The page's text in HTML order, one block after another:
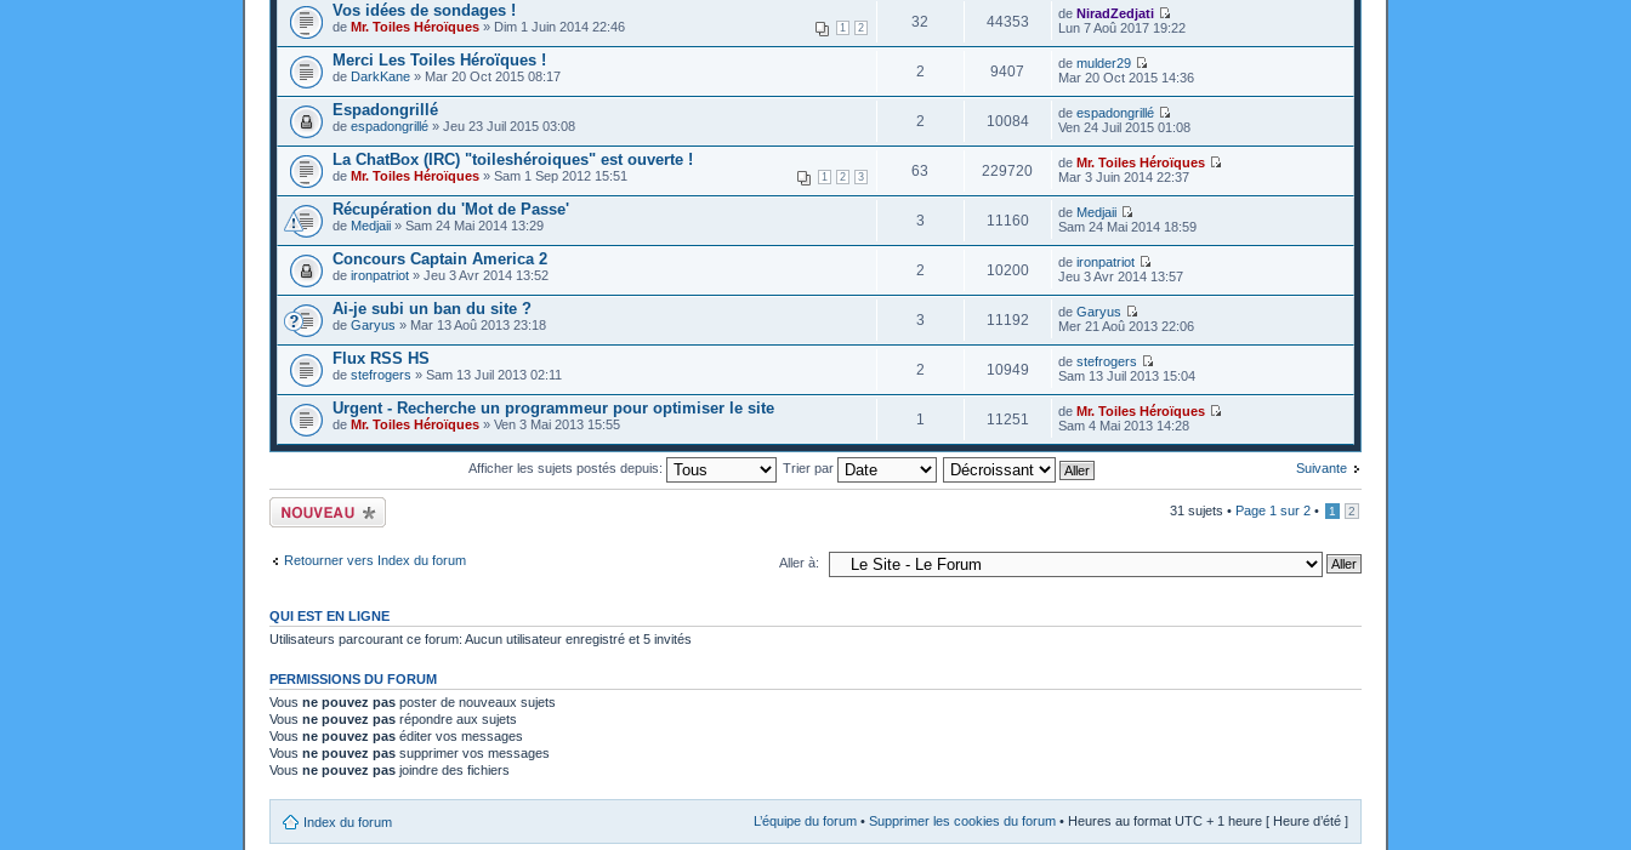
Vos idées de sondages !
1 2
de Mr. Toiles Héroïques » Dim 1 Juin 2014 22:46 32 44353 de NiradZedjati
Lun 7 Aoû 2017 19:22
Merci Les Toiles Héroïques !
de DarkKane » Mar 20 Oct 2015 08:17 2 9407 de mulder29
Mar 20 Oct 2015 14:36
Espadongrillé
de espadongrillé » Jeu 23 Juil 2015 03:08 2 10084 de espadongrillé
Ven 24 Juil 2015 01:08
La ChatBox (IRC) "toileshéroiques" est ouverte !
1 2 3
de Mr. Toiles Héroïques » Sam 1 Sep 2012 15:51 63 229720 de Mr. Toiles Héroïques
Mar 3 Juin 2014 22:37
Récupération du 'Mot de Passe'
de Medjaii » Sam 24 Mai 2014 13:29 3 11160 de Medjaii
Sam 24 Mai 2014 18:59
Concours Captain America 2
de ironpatriot » Jeu 3 Avr 2014 13:52 2 10200 de ironpatriot
Jeu 3 Avr 2014 13:57
Ai-je subi un ban du site ?
de Garyus » Mar 13 Aoû 2013 23:18 3 11192 de Garyus
Mer 21 Aoû 2013 22:06
Flux RSS HS
de stefrogers » Sam 13 Juil 2013 02:11 2 10949 de stefrogers
Sam 13 Juil 2013 15:04
Urgent - Recherche un programmeur pour optimiser le site
de Mr. Toiles Héroïques » Ven 3 Mai 2013 15:55 1 11251 de Mr. Toiles Héroïques
Sam 4 Mai 2013 14:28
Suivante
Afficher les sujets postés depuis: Trier par
Ecrire un nouveau
sujet
31 sujets • Page 1 sur 2 • 1 2
Retourner vers Index du forum Aller à:
QUI EST EN LIGNE
Utilisateurs parcourant ce forum: Aucun utilisateur enregistré et 5 invités
PERMISSIONS DU FORUM
Vous ne pouvez pas poster de nouveaux sujets
Vous ne pouvez pas répondre aux sujets
Vous ne pouvez pas éditer vos messages
Vous ne pouvez pas supprimer vos messages
Vous ne pouvez pas joindre des fichiers
Index du forum L’équipe du forum • Supprimer les cookies du forum • Heures au format UTC + 1 heure [ Heure d’été ]